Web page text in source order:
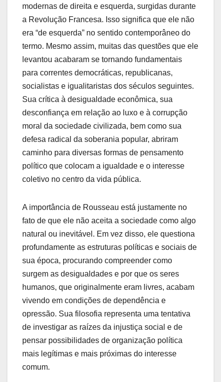
modernas de direita e esquerda, surgidas durante
a Revolução Francesa. Isso significa que ele não
era “de esquerda” no sentido contemporâneo do
termo. Mesmo assim, muitas das questões que ele
levantou acabaram se tornando fundamentais
para correntes democráticas, republicanas,
socialistas e igualitaristas dos séculos seguintes.
Sua crítica à desigualdade econômica, sua
desconfiança em relação ao luxo e à corrupção
moral da sociedade civilizada, bem como sua
defesa radical da soberania popular, abriram
caminho para diversas formas de pensamento
político que colocam a igualdade e o interesse
coletivo no centro da vida pública.
A importância de Rousseau está justamente no
fato de que ele não aceita a sociedade como algo
natural ou inevitável. Em vez disso, ele questiona
profundamente as estruturas políticas e sociais de
sua época, procurando compreender como
surgem as desigualdades e por que os seres
humanos, que originalmente eram livres, acabam
vivendo em condições de dependência e
opressão. Sua filosofia representa uma tentativa
de investigar as raízes da injustiça social e de
pensar possibilidades de organização política
mais legítimas e mais próximas do interesse
comum.